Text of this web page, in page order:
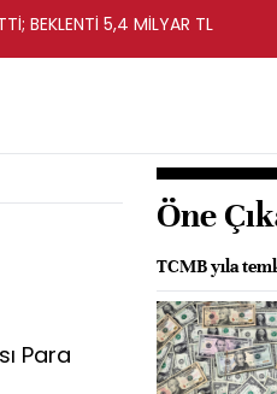
BEKLENTİ 5,4 MİLYAR TL
Para
Öne
TCMB yıla